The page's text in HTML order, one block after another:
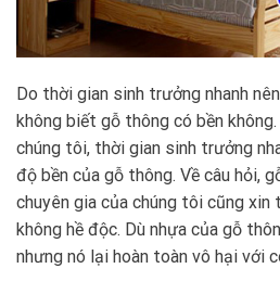
Do thời gian sinh trưởng nhanh
không biết gỗ thông có bền
chúng tôi, thời gian sinh trưởng
độ bền của gỗ thông. Về câu hỏi,
chuyên gia của chúng tôi cũng xin
không hề độc. Dù nhựa của gỗ
nhưng nó lại hoàn toàn vô hại với